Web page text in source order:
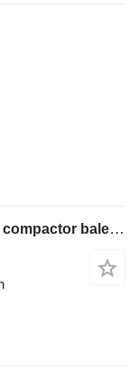
Bartontech Horizontal baler 600 Plus compactor baler press